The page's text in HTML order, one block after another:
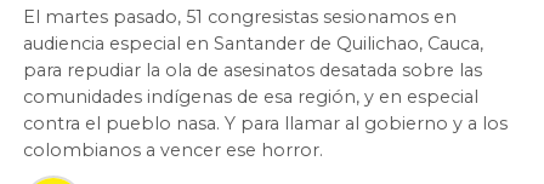
El martes pasado, 51 congresistas sesionamos en
audiencia especial en Santander de Quilichao, Cauca,
para repudiar la ola de asesinatos desatada sobre las
comunidades indígenas de esa región, y en especial
contra el pueblo nasa. Y para llamar al gobierno y a los
colombianos a vencer ese horror.